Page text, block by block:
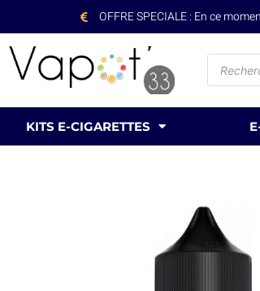
OFFRE SPECIALE : En ce
KITS E-CIGARETTES